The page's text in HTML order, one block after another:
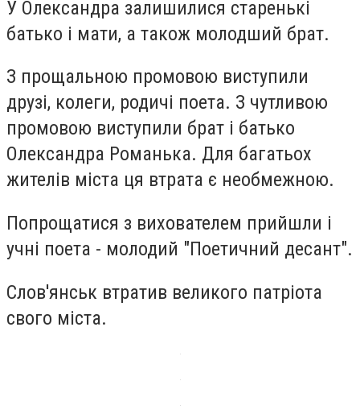
У Олександра залишилися старенькі
батько і мати, а також молодший брат.
З прощальною промовою виступили
друзі, колеги, родичі поета. З чутливою
промовою виступили брат і батько
Олександра Романька. Для багатьох
жителів міста ця втрата є необмежною.
Попрощатися з вихователем прийшли і
учні поета - молодий "Поетичний десант".
Слов'янськ втратив великого патріота
свого міста.